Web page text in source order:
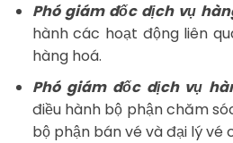
Phó giám đốc dịch vụ
hành các hoạt động liên
hàng hoá.
Phó giám đốc dịch vụ
điều hành bộ phận chăm
bộ phận bán vé và đại lý vé